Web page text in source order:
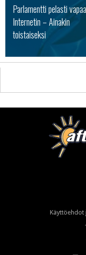
Parlamentti pelasti
Internetin – Ainakin
toistaiseksi
Käyttöehdot